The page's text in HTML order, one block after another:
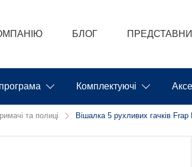
БЛОГ
Комплектуючі
та полиці Вішалка 5 рухливих гачків Frap